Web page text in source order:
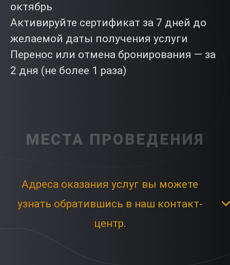
октябрь
Активируйте сертификат за 7 дней до
желаемой даты получения услуги
Перенос или отмена бронирования — за
2 дня (не более 1 раза)
МЕСТА ПРОВЕДЕНИЯ
Адреса оказания услуг вы можете
узнать обратившись в наш контакт-
центр.